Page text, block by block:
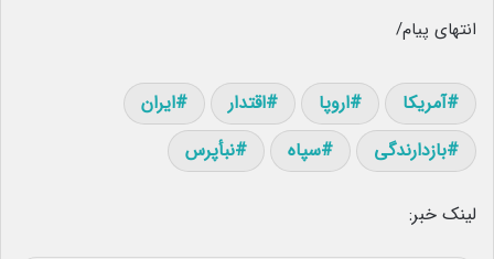
انتهای پیام/
آمریکا اروپا اقتدار
ایران
بازدارندگی
سپاه نبأپرس
لینک خبر: